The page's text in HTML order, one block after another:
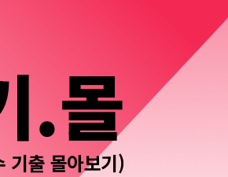
.몰
기출 몰아보기)